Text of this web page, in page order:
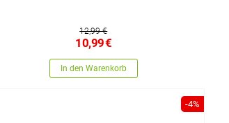
12,99 €
10,99€
In den Warenkorb
-4%